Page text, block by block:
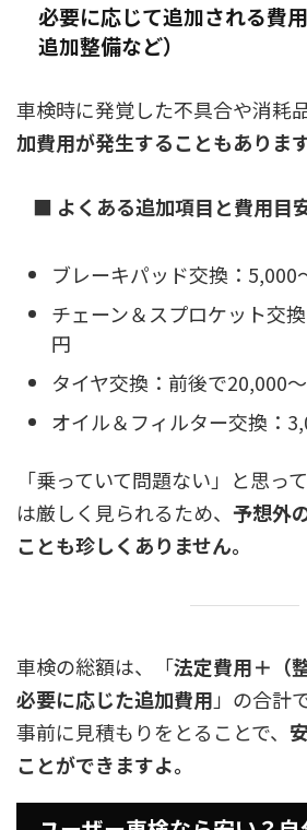
必要に応じて追加される費
追加整備など）
車検時に発覚した不具合や消耗
加費用が発生することもありま
■ よくある追加項目と費用目
ブレーキパッド交換：5,000
チェーン＆スプロケット交
円
タイヤ交換：前後で20,000
オイル＆フィルター交換：
「乗っていて問題ない」と思っ
は厳しく見られるため、 予想外
ことも珍しくありません。
車検の総額は、「法定費用＋（
必要に応じた追加費用」の合計
事前に見積もりをとることで、
ことができますよ。